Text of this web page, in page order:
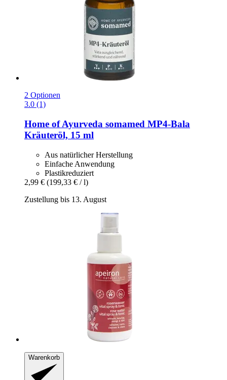
2 Optionen
3.0 (1)
Home of Ayurveda somamed MP4-​Bala
Kräuteröl, 15 ml
Aus natürlicher Herstellung
Einfache Anwendung
Plastikreduziert
2,99 € (199,33 € / l)
Zustellung bis 13. August
Warenkorb